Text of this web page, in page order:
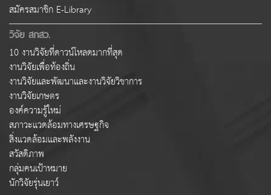
สมัครสมาชิก E-Library
วิจัย สกสว.
10 งานวิจัยที่ดาวน์โหลดมากที่สุด
งานวิจัยเพื่อท้องถิ่น
งานวิจัยและพัฒนาและงานวิจัยวิชาการ
งานวิจัยเกษตร
องค์ความรู้ใหม่
สภาวะแวดล้อมทางเศรษฐกิจ
สิ่งแวดล้อมและพลังงาน
สวัสดิภาพ
กลุ่มคนเป้าหมาย
นักวิจัยรุ่นเยาว์